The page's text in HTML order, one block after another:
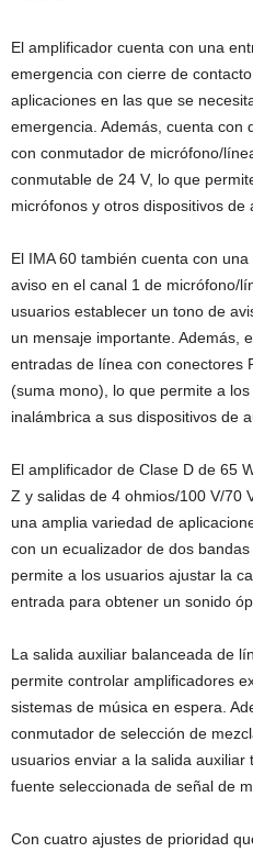
El amplificador cuenta con una
emergencia con cierre de
aplicaciones en las que se
emergencia. Además, cuenta con
con conmutador de micrófono/
conmutable de 24 V, lo que
micrófonos y otros dispositivos
El IMA 60 también cuenta con
aviso en el canal 1 de micrófono/
usuarios establecer un tono de
un mensaje importante. Además,
entradas de línea con conectores
(suma mono), lo que permite a
inalámbrica a sus dispositivos de
El amplificador de Clase D de 65
Z y salidas de 4 ohmios/100 V/70
una amplia variedad de
con un ecualizador de dos
permite a los usuarios ajustar la
entrada para obtener un sonido
La salida auxiliar balanceada de
permite controlar amplificadores
sistemas de música en espera.
conmutador de selección de
usuarios enviar a la salida
fuente seleccionada de señal de
Con cuatro ajustes de prioridad